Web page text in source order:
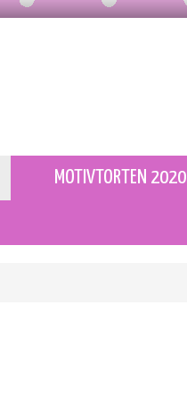
MOTIVTORTEN 2020